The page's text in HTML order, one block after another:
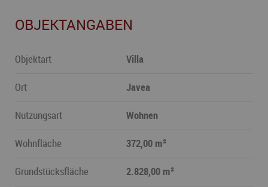
OBJEKTANGABEN
Objektart Villa
Ort Javea
Nutzungsart Wohnen
Wohnfläche 372,00 m²
Grundstücksfläche 2.828,00 m²